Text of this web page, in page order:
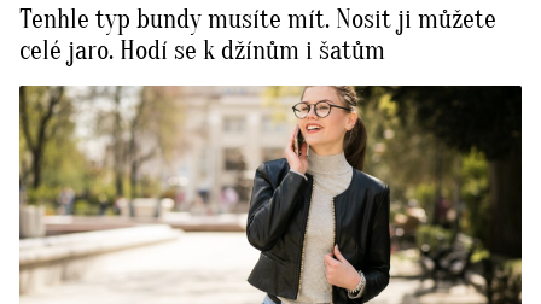
Tenhle typ bundy musíte mít. Nosit ji můžete
celé jaro. Hodí se k džínům i šatům